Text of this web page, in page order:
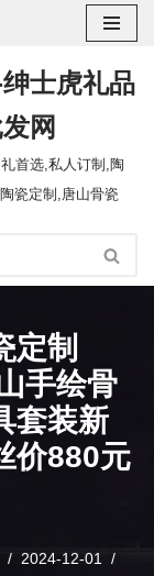
士虎礼品
网
首选,私人订制,陶
瓷定制,唐山骨瓷
定制
手绘骨
套装新
价880元
2024-12-01